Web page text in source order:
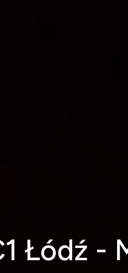
Łódź -